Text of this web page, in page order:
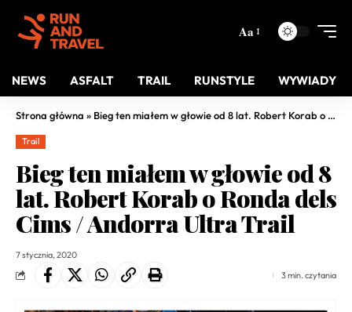
Aa
NEWS ASFALT TRAIL RUNSTYLE WYWIADY
Strona główna » Bieg ten miałem w głowie od 8 lat. Robert Korab o Ronda dels Cims / Andorra Ultra Trail
Trail
Bieg ten miałem w głowie od 8
lat. Robert Korab o Ronda dels
Cims / Andorra Ultra Trail
7 stycznia, 2020
3 min. czytania